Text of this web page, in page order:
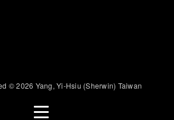
© 2026 Yang, Yi-Hsiu (Sherwin) Taiwan